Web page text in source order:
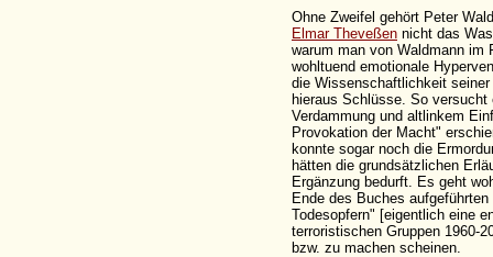
Ohne Zweifel gehört Peter
Elmar Theveßen nicht das
warum man von Waldmann im
wohltuend emotionale
die Wissenschaftlichkeit
hieraus Schlüsse. So
Verdammung und altlinkem
Provokation der Macht"
konnte sogar noch die
hätten die grundsätzlichen
Ergänzung bedurft. Es geht
Ende des Buches
Todesopfern" [eigentlich eine
terroristischen Gruppen 1960-
bzw. zu machen scheinen.